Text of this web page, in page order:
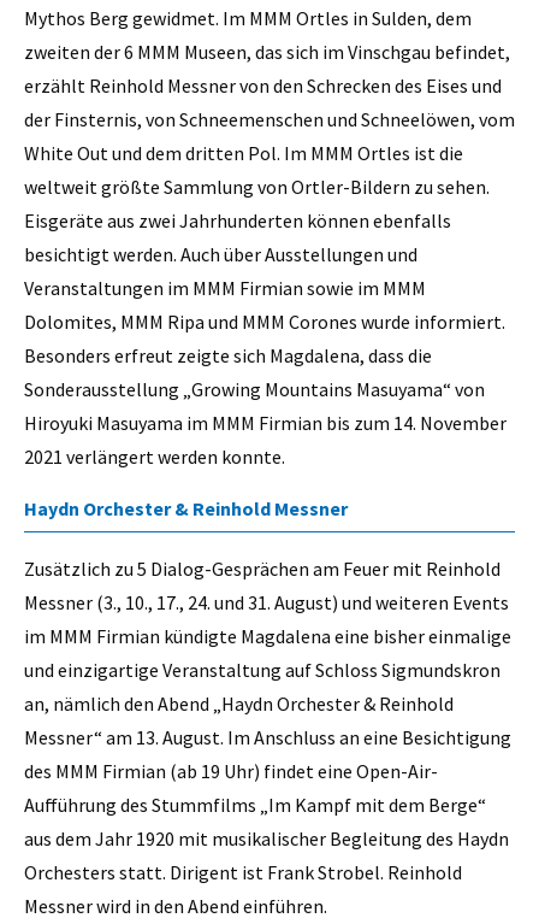
Mythos Berg gewidmet. Im MMM Ortles in Sulden, dem
zweiten der 6 MMM Museen, das sich im Vinschgau befindet,
erzählt Reinhold Messner von den Schrecken des Eises und
der Finsternis, von Schneemenschen und Schneelöwen, vom
White Out und dem dritten Pol. Im MMM Ortles ist die
weltweit größte Sammlung von Ortler-Bildern zu sehen.
Eisgeräte aus zwei Jahrhunderten können ebenfalls
besichtigt werden. Auch über Ausstellungen und
Veranstaltungen im MMM Firmian sowie im MMM
Dolomites, MMM Ripa und MMM Corones wurde informiert.
Besonders erfreut zeigte sich Magdalena, dass die
Sonderausstellung „Growing Mountains Masuyama“ von
Hiroyuki Masuyama im MMM Firmian bis zum 14. November
2021 verlängert werden konnte.
Haydn Orchester & Reinhold Messner
Zusätzlich zu 5 Dialog-Gesprächen am Feuer mit Reinhold
Messner (3., 10., 17., 24. und 31. August) und weiteren Events
im MMM Firmian kündigte Magdalena eine bisher einmalige
und einzigartige Veranstaltung auf Schloss Sigmundskron
an, nämlich den Abend „Haydn Orchester & Reinhold
Messner“ am 13. August. Im Anschluss an eine Besichtigung
des MMM Firmian (ab 19 Uhr) findet eine Open-Air-
Aufführung des Stummfilms „Im Kampf mit dem Berge“
aus dem Jahr 1920 mit musikalischer Begleitung des Haydn
Orchesters statt. Dirigent ist Frank Strobel. Reinhold
Messner wird in den Abend einführen.